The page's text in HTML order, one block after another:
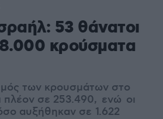
53 θάνατοι
κρούσματα
των κρουσμάτων στο
πλέον σε 253.490, ενώ οι
αυξήθηκαν σε 1.622